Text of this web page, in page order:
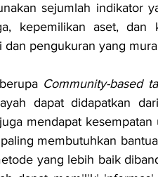
sejumlah indikator
kepemilikan aset, dan
pengukuran yang
Community-based
dapat didapatkan
mendapat
membutuhkan
yang lebih baik